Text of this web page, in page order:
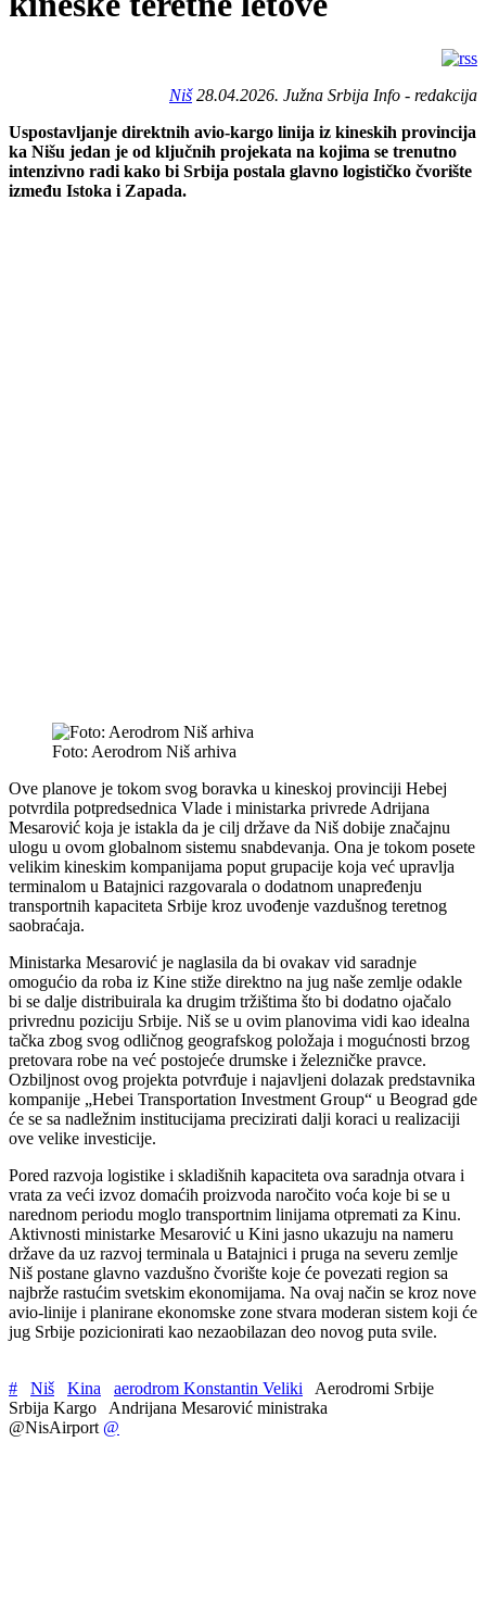
Niš28.04.2026. Južna Srbija Info - redakcija
Uspostavljanje direktnih avio-kargo linija iz kineskih provincija
ka Nišu jedan je od ključnih projekata na kojima se trenutno
intenzivno radi kako bi Srbija postala glavno logističko čvorište
između Istoka i Zapada.
Foto: Aerodrom Niš arhiva
Ove planove je tokom svog boravka u kineskoj provinciji Hebej
potvrdila potpredsednica Vlade i ministarka privrede Adrijana
Mesarović koja je istakla da je cilj države da Niš dobije značajnu
ulogu u ovom globalnom sistemu snabdevanja. Ona je tokom posete
velikim kineskim kompanijama poput grupacije koja već upravlja
terminalom u Batajnici razgovarala o dodatnom unapređenju
transportnih kapaciteta Srbije kroz uvođenje vazdušnog teretnog
saobraćaja.
Ministarka Mesarović je naglasila da bi ovakav vid saradnje
omogućio da roba iz Kine stiže direktno na jug naše zemlje odakle
bi se dalje distribuirala ka drugim tržištima što bi dodatno ojačalo
privrednu poziciju Srbije. Niš se u ovim planovima vidi kao idealna
tačka zbog svog odličnog geografskog položaja i mogućnosti brzog
pretovara robe na već postojeće drumske i železničke pravce.
Ozbiljnost ovog projekta potvrđuje i najavljeni dolazak predstavnika
kompanije „Hebei Transportation Investment Group“ u Beograd gde
će se sa nadležnim institucijama precizirati dalji koraci u realizaciji
ove velike investicije.
Pored razvoja logistike i skladišnih kapaciteta ova saradnja otvara i
vrata za veći izvoz domaćih proizvoda naročito voća koje bi se u
narednom periodu moglo transportnim linijama otpremati za Kinu.
Aktivnosti ministarke Mesarović u Kini jasno ukazuju na nameru
države da uz razvoj terminala u Batajnici i pruga na severu zemlje
Niš postane glavno vazdušno čvorište koje će povezati region sa
najbrže rastućim svetskim ekonomijama. Na ovaj način se kroz nove
avio-linije i planirane ekonomske zone stvara moderan sistem koji će
jug Srbije pozicionirati kao nezaobilazan deo novog puta svile.
# Niš Kina aerodrom Konstantin Veliki
Aerodromi Srbije
Srbija Kargo
Andrijana Mesarović ministraka
@NisAirport @